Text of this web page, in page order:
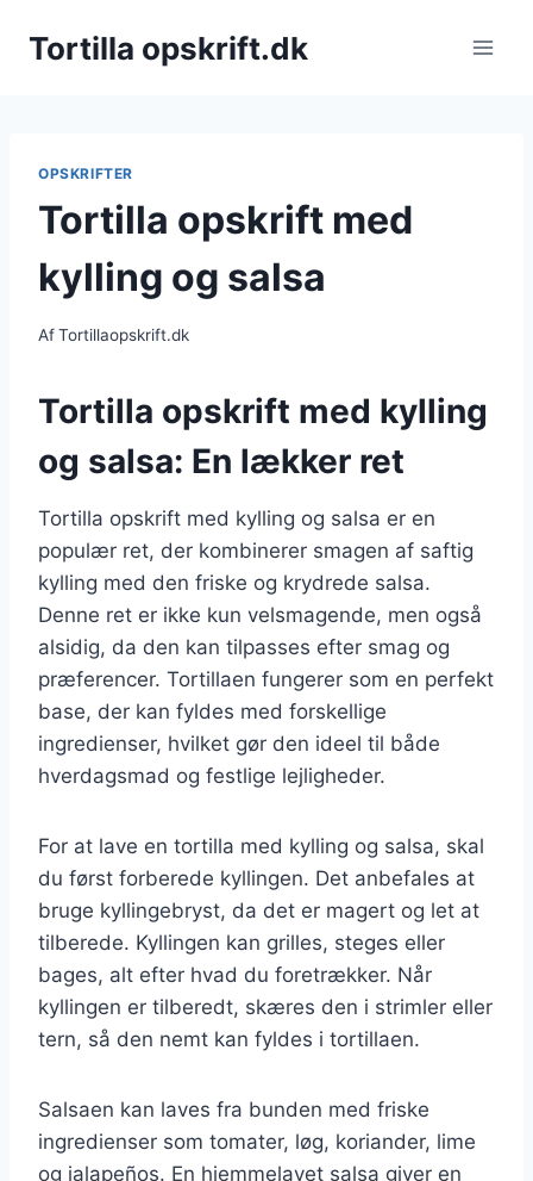
Tortilla opskrift.dk
OPSKRIFTER
Tortilla opskrift med
kylling og salsa
AfTortillaopskrift.dk
Tortilla opskrift med kylling
og salsa: En lækker ret
Tortilla opskrift med kylling og salsa er en
populær ret, der kombinerer smagen af saftig
kylling med den friske og krydrede salsa.
Denne ret er ikke kun velsmagende, men også
alsidig, da den kan tilpasses efter smag og
præferencer. Tortillaen fungerer som en perfekt
base, der kan fyldes med forskellige
ingredienser, hvilket gør den ideel til både
hverdagsmad og festlige lejligheder.
For at lave en tortilla med kylling og salsa, skal
du først forberede kyllingen. Det anbefales at
bruge kyllingebryst, da det er magert og let at
tilberede. Kyllingen kan grilles, steges eller
bages, alt efter hvad du foretrækker. Når
kyllingen er tilberedt, skæres den i strimler eller
tern, så den nemt kan fyldes i tortillaen.
Salsaen kan laves fra bunden med friske
ingredienser som tomater, løg, koriander, lime
og jalapeños. En hjemmelavet salsa giver en